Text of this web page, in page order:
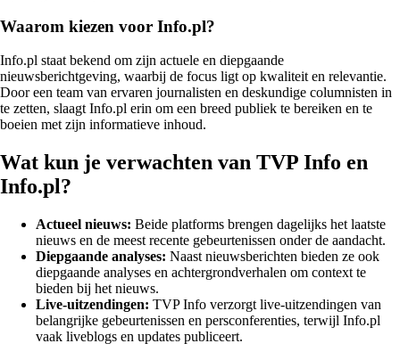
Waarom kiezen voor Info.pl?
Info.pl staat bekend om zijn actuele en diepgaande
nieuwsberichtgeving, waarbij de focus ligt op kwaliteit en relevantie.
Door een team van ervaren journalisten en deskundige columnisten in
te zetten, slaagt Info.pl erin om een breed publiek te bereiken en te
boeien met zijn informatieve inhoud.
Wat kun je verwachten van TVP Info en
Info.pl?
Actueel nieuws: Beide platforms brengen dagelijks het laatste
nieuws en de meest recente gebeurtenissen onder de aandacht.
Diepgaande analyses: Naast nieuwsberichten bieden ze ook
diepgaande analyses en achtergrondverhalen om context te
bieden bij het nieuws.
Live-uitzendingen: TVP Info verzorgt live-uitzendingen van
belangrijke gebeurtenissen en persconferenties, terwijl Info.pl
vaak liveblogs en updates publiceert.